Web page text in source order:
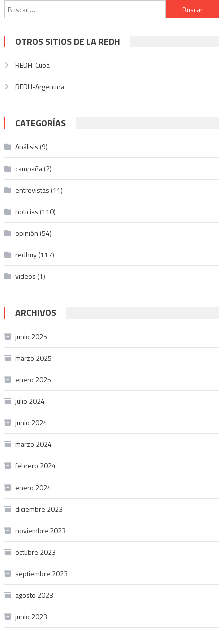
Buscar:
OTROS SITIOS DE LA REDH
REDH-Cuba
REDH-Argentina
CATEGORÍAS
Análisis (9)
campaña(2)
entrevistas (11)
noticias (110)
opinión (54)
redhuy(117)
videos (1)
ARCHIVOS
junio 2025
marzo 2025
enero 2025
julio 2024
junio 2024
marzo 2024
febrero 2024
enero 2024
diciembre 2023
noviembre 2023
octubre 2023
septiembre 2023
agosto 2023
junio 2023